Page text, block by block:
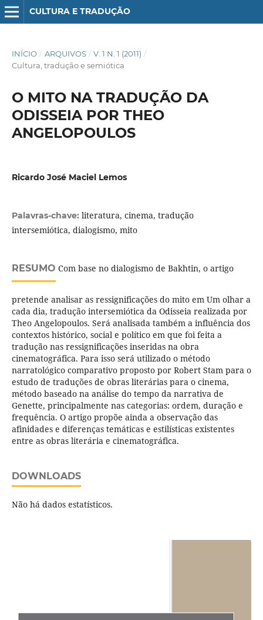
CULTURA E TRADUÇÃO
INÍCIO / ARQUIVOS / V. 1 N. 1 (2011) /
Cultura, tradução e semiótica
O MITO NA TRADUÇÃO DA
ODISSEIA POR THEO
ANGELOPOULOS
Ricardo José Maciel Lemos
Palavras-chave: literatura, cinema, tradução
intersemiótica, dialogismo, mito
RESUMO Com base no dialogismo de Bakhtin, o artigo
pretende analisar as ressignificações do mito em Um olhar a
cada dia, tradução intersemiótica da Odisseia realizada por
Theo Angelopoulos. Será analisada também a influência dos
contextos histórico, social e político em que foi feita a
tradução nas ressignificações inseridas na obra
cinematográfica. Para isso será utilizado o método
narratológico comparativo proposto por Robert Stam para o
estudo de traduções de obras literárias para o cinema,
método baseado na análise do tempo da narrativa de
Genette, principalmente nas categorias: ordem, duração e
frequência. O artigo propõe ainda a observação das
afinidades e diferenças temáticas e estilísticas existentes
entre as obras literária e cinematográfica.
DOWNLOADS
Não há dados estatísticos.